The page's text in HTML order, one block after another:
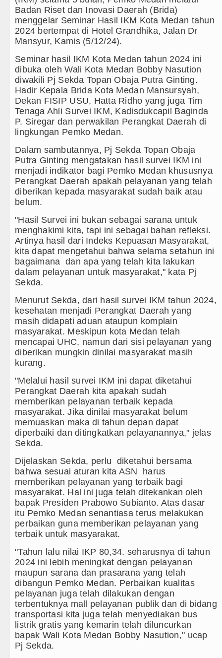
Gubernur Bobby Nasution Minta Kepala
Rico Waas : Kemerdekaan Harus
Akses Jalan ke Pemandian Air Panas
Dayang Nan Tujuh Menggetarkan
Tim Gabungan Ringkus 3 Tersangka
Emma Raducanu Absen di Grand Slam
PSG Ditahan Manchester United Main
Chelsea Gilas AC Milan di Laga
Gubernur Bobby Nasution Minta Kepala
Rico Waas : Kemerdekaan Harus
Akses Jalan ke Pemandian Air Panas
Badan Riset dan Inovasi Daerah (Brida)
menggelar Seminar Hasil IKM Kota Medan tahun
2024 bertempat di Hotel Grandhika, Jalan Dr
Mansyur, Kamis (5/12/24).
Seminar hasil IKM Kota Medan tahun 2024 ini
dibuka oleh Wali Kota Medan Bobby Nasution
diwakili Pj Sekda Topan Obaja Putra Ginting.
Hadir Kepala Brida Kota Medan Mansursyah,
Dekan FISIP USU, Hatta Ridho yang juga Tim
Tenaga Ahli Survei IKM, Kadisdukcapil Baginda
P. Siregar dan perwakilan Perangkat Daerah di
lingkungan Pemko Medan.
Dalam sambutannya, Pj Sekda Topan Obaja
Putra Ginting mengatakan hasil survei IKM ini
menjadi indikator bagi Pemko Medan khususnya
Perangkat Daerah apakah pelayanan yang telah
diberikan kepada masyarakat sudah baik atau
belum.
"Hasil Survei ini bukan sebagai sarana untuk
menghakimi kita, tapi ini sebagai bahan refleksi.
Artinya hasil dari Indeks Kepuasan Masyarakat,
kita dapat mengetahui bahwa selama setahun ini
bagaimana dan apa yang telah kita lakukan
dalam pelayanan untuk masyarakat," kata Pj
Sekda.
Menurut Sekda, dari hasil survei IKM tahun 2024,
kesehatan menjadi Perangkat Daerah yang
masih didapati aduan ataupun komplain
masyarakat. Meskipun kota Medan telah
mencapai UHC, namun dari sisi pelayanan yang
diberikan mungkin dinilai masyarakat masih
kurang.
"Melalui hasil survei IKM ini dapat diketahui
Perangkat Daerah kita apakah sudah
memberikan pelayanan terbaik kepada
masyarakat. Jika dinilai masyarakat belum
memuaskan maka di tahun depan dapat
diperbaiki dan ditingkatkan pelayanannya," jelas
Sekda.
Dijelaskan Sekda, perlu diketahui bersama
bahwa sesuai aturan kita ASN harus
memberikan pelayanan yang terbaik bagi
masyarakat. Hal ini juga telah ditekankan oleh
bapak Presiden Prabowo Subianto. Atas dasar
itu Pemko Medan senantiasa terus melakukan
perbaikan guna memberikan pelayanan yang
terbaik untuk masyarakat.
"Tahun lalu nilai IKP 80,34. seharusnya di tahun
2024 ini lebih meningkat dengan pelayanan
maupun sarana dan prasarana yang telah
dibangun Pemko Medan. Perbaikan kualitas
pelayanan juga telah dilakukan dengan
terbentuknya mall pelayanan publik dan di bidang
transportasi kita juga telah menyediakan bus
listrik gratis yang kemarin telah diluncurkan
bapak Wali Kota Medan Bobby Nasution," ucap
Pj Sekda.